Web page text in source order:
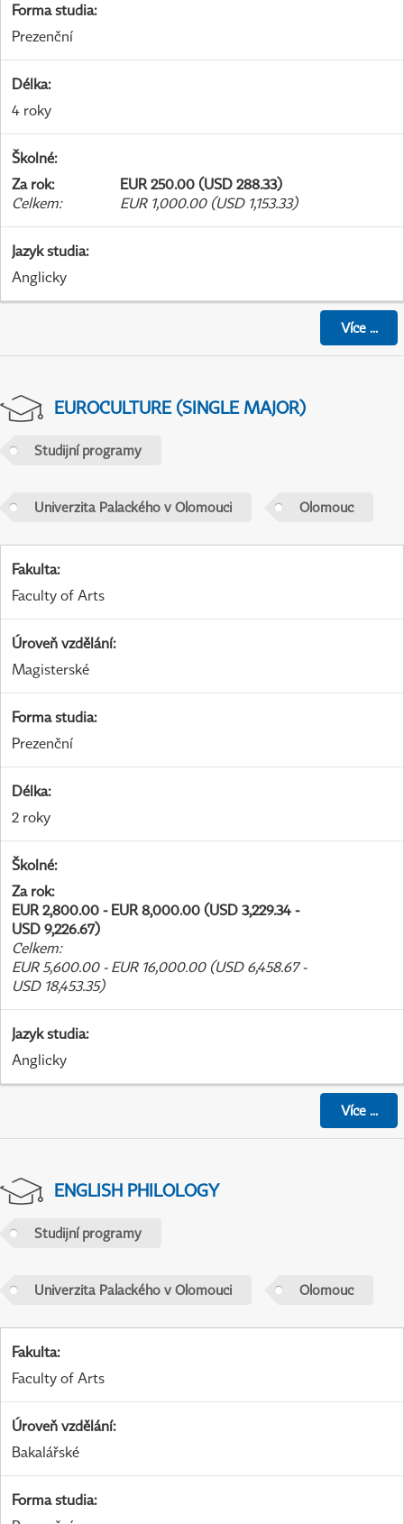
Forma studia:
Prezenční
Délka:
4 roky
Školné:
Za rok:
EUR 250.00 (USD 288.33)
Celkem: EUR 1,000.00 (USD 1,153.33)
Jazyk studia:
Anglicky
Více...
EUROCULTURE (SINGLE MAJOR)
Studijní programy
Univerzita Palackého v Olomouci Olomouc
Fakulta:
Faculty of Arts
Úroveň vzdělání:
Magisterské
Forma studia:
Prezenční
Délka:
2 roky
Školné:
Za rok:
EUR 2,800.00 - EUR 8,000.00 (USD 3,229.34 -
USD 9,226.67)
Celkem:
EUR 5,600.00 - EUR 16,000.00 (USD 6,458.67 -
USD 18,453.35)
Jazyk studia:
Anglicky
Více...
ENGLISH PHILOLOGY
Studijní programy
Univerzita Palackého v Olomouci Olomouc
Fakulta:
Faculty of Arts
Úroveň vzdělání:
Bakalářské
Forma studia: